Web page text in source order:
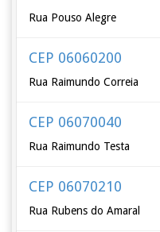
Rua Pouso Alegre
CEP 06060200
Rua Raimundo Correia
CEP 06070040
Rua Raimundo Testa
CEP 06070210
Rua Rubens do Amaral